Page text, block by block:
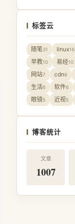
标签云
随笔31 linux16
早教10 易经10
网站7 cdn6
生活6 软件6
眼镜5 近视5
博客统计
文章
1007